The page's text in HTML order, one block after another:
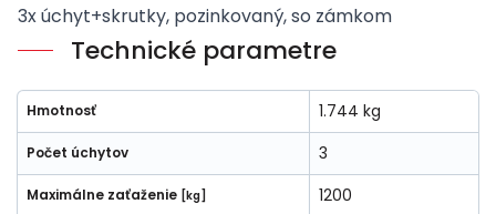
3x úchyt+skrutky, pozinkovaný, so zámkom
Technické parametre
Hmotnosť 1.744 kg
Počet úchytov 3
Maximálne zaťaženie [kg] 1200